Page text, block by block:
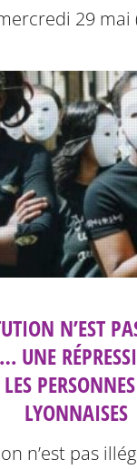
29 mai
N’EST
UNE
LYONNAISES
n’est pas